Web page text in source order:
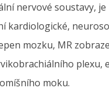
nervové soustavy, je
kardiologické,
mozku, MR
plexu,
moku.